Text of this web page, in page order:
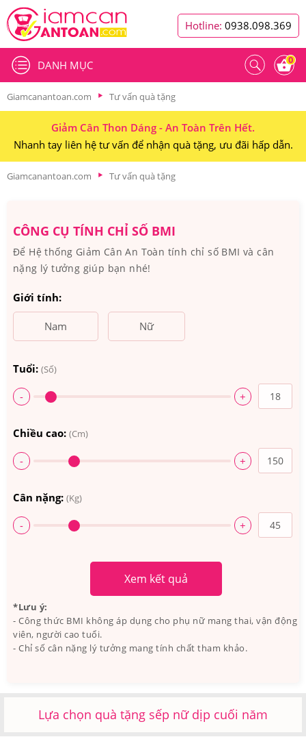
Hotline: 0938.098.369
0
DANH MỤC
Giamcanantoan.com Tư vấn quà tặng
Giảm Cân Thon Dáng - An Toàn Trên Hết.
Nhanh tay liên hệ tư vấn để nhận quà tặng, ưu đãi hấp dẫn.
Giamcanantoan.com Tư vấn quà tặng
CÔNG CỤ TÍNH CHỈ SỐ BMI
Để Hệ thống Giảm Cân An Toàn tính chỉ số BMI và cân
nặng lý tưởng giúp bạn nhé!
Giới tính:
Nam Nữ
Tuổi: (Số)
- +
Chiều cao: (Cm)
- +
Cân nặng: (Kg)
- +
Xem kết quả
*Lưu ý:
- Công thức BMI không áp dụng cho phụ nữ mang thai, vận động
viên, người cao tuổi.
- Chỉ số cân nặng lý tưởng mang tính chất tham khảo.
Lựa chọn quà tặng sếp nữ dịp cuối năm